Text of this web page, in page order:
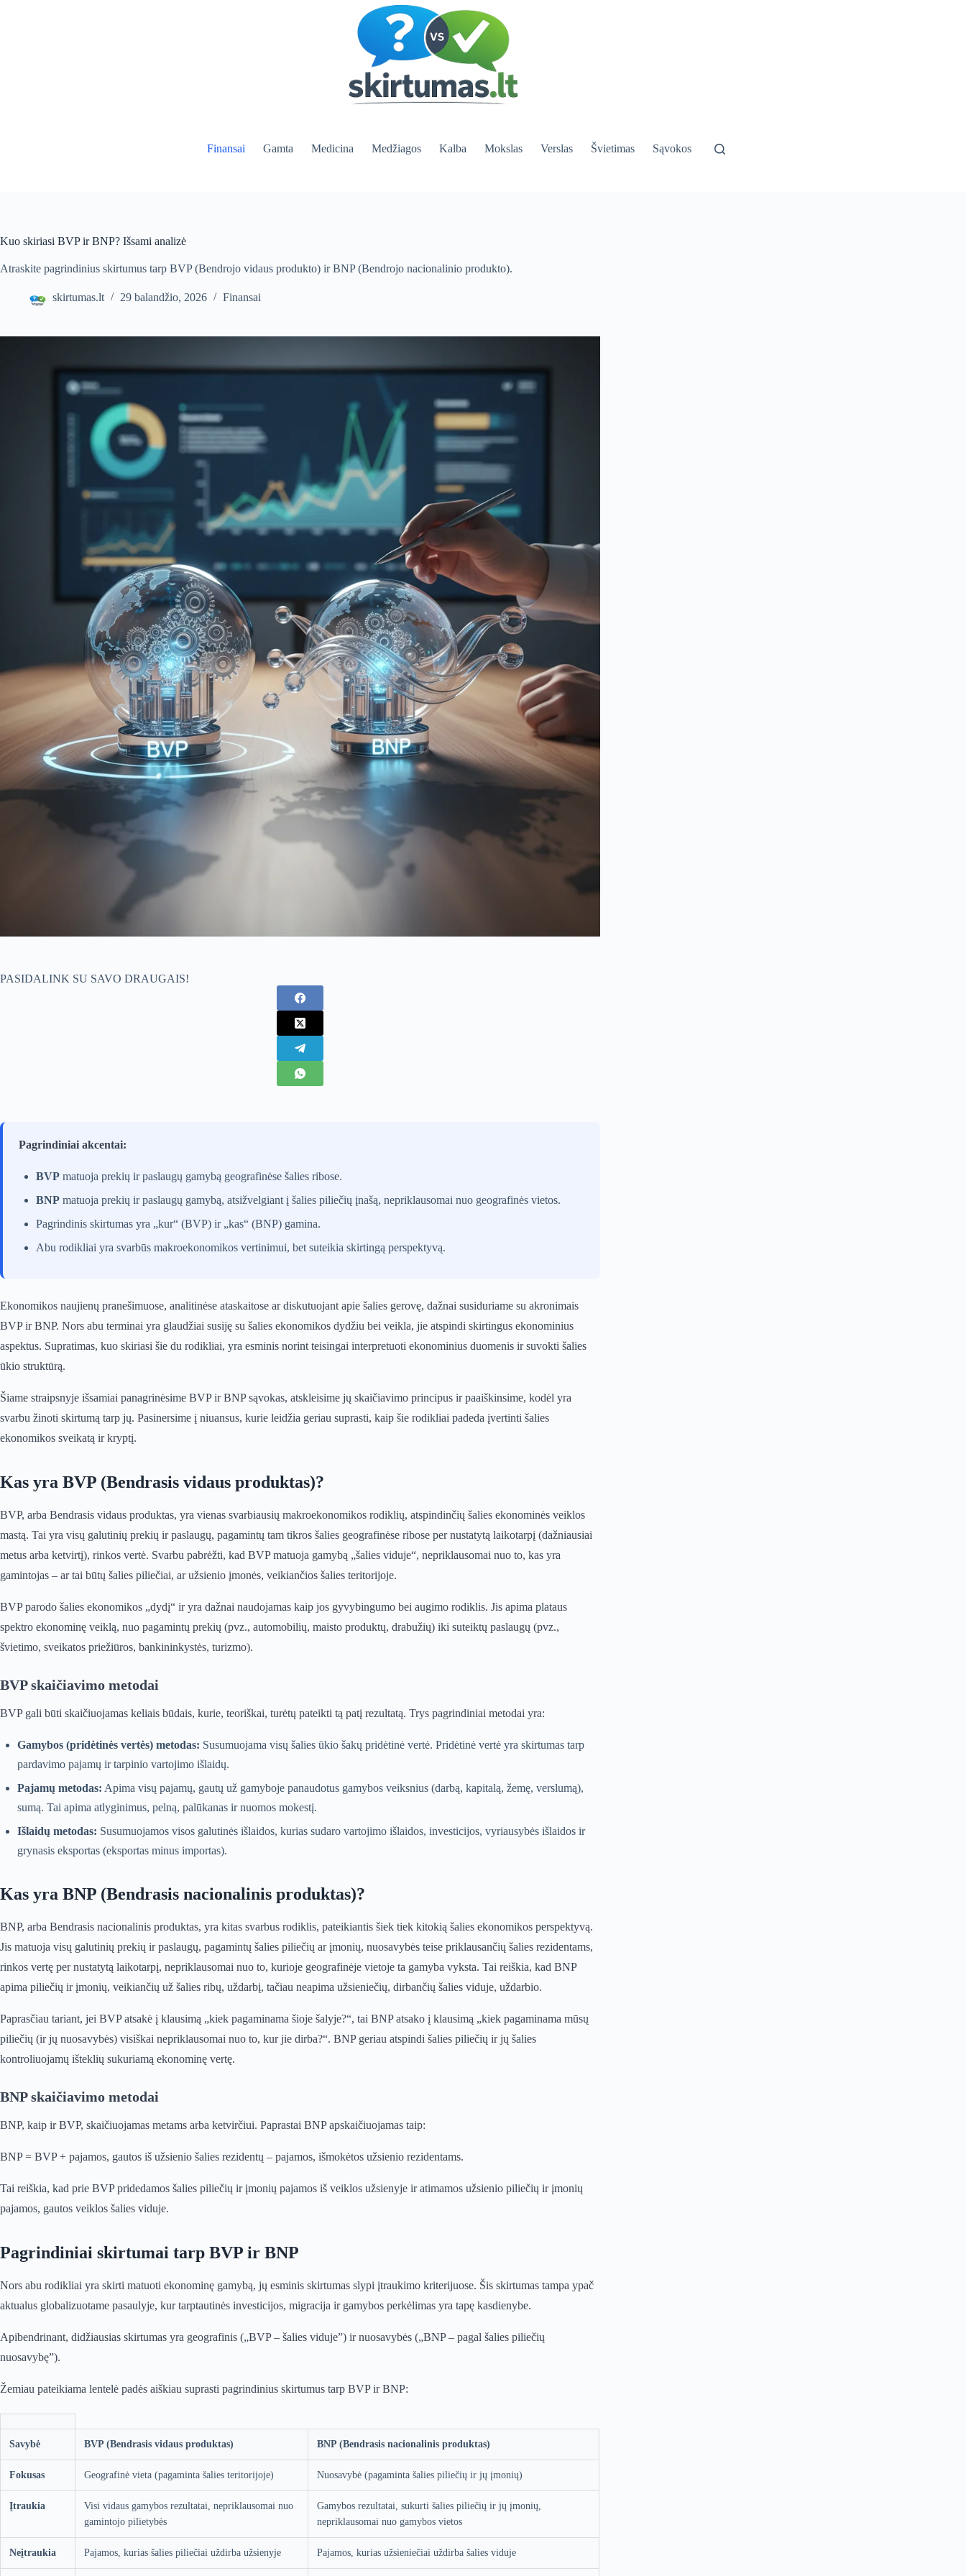
Finansai Gamta Medicina Medžiagos Kalba Mokslas Verslas Švietimas Sąvokos
Kuo skiriasi BVP ir BNP? Išsami analizė
Atraskite pagrindinius skirtumus tarp BVP (Bendrojo vidaus produkto) ir BNP (Bendrojo nacionalinio produkto).
skirtumas.lt 29 balandžio, 2026 Finansai
PASIDALINK SU SAVO DRAUGAIS!
Pagrindiniai akcentai:
BVP matuoja prekių ir paslaugų gamybą geografinėse šalies ribose.
BNP matuoja prekių ir paslaugų gamybą, atsižvelgiant į šalies piliečių įnašą, nepriklausomai nuo geografinės vietos.
Pagrindinis skirtumas yra „kur“ (BVP) ir „kas“ (BNP) gamina.
Abu rodikliai yra svarbūs makroekonomikos vertinimui, bet suteikia skirtingą perspektyvą.
Ekonomikos naujienų pranešimuose, analitinėse ataskaitose ar diskutuojant apie šalies gerovę, dažnai susiduriame su akronimais
BVP ir BNP. Nors abu terminai yra glaudžiai susiję su šalies ekonomikos dydžiu bei veikla, jie atspindi skirtingus ekonominius
aspektus. Supratimas, kuo skiriasi šie du rodikliai, yra esminis norint teisingai interpretuoti ekonominius duomenis ir suvokti šalies
ūkio struktūrą.
Šiame straipsnyje išsamiai panagrinėsime BVP ir BNP sąvokas, atskleisime jų skaičiavimo principus ir paaiškinsime, kodėl yra
svarbu žinoti skirtumą tarp jų. Pasinersime į niuansus, kurie leidžia geriau suprasti, kaip šie rodikliai padeda įvertinti šalies
ekonomikos sveikatą ir kryptį.
Kas yra BVP (Bendrasis vidaus produktas)?
BVP, arba Bendrasis vidaus produktas, yra vienas svarbiausių makroekonomikos rodiklių, atspindinčių šalies ekonominės veiklos
mastą. Tai yra visų galutinių prekių ir paslaugų, pagamintų tam tikros šalies geografinėse ribose per nustatytą laikotarpį (dažniausiai
metus arba ketvirtį), rinkos vertė. Svarbu pabrėžti, kad BVP matuoja gamybą „šalies viduje“, nepriklausomai nuo to, kas yra
gamintojas – ar tai būtų šalies piliečiai, ar užsienio įmonės, veikiančios šalies teritorijoje.
BVP parodo šalies ekonomikos „dydį“ ir yra dažnai naudojamas kaip jos gyvybingumo bei augimo rodiklis. Jis apima plataus
spektro ekonominę veiklą, nuo pagamintų prekių (pvz., automobilių, maisto produktų, drabužių) iki suteiktų paslaugų (pvz.,
švietimo, sveikatos priežiūros, bankininkystės, turizmo).
BVP skaičiavimo metodai
BVP gali būti skaičiuojamas keliais būdais, kurie, teoriškai, turėtų pateikti tą patį rezultatą. Trys pagrindiniai metodai yra:
Gamybos (pridėtinės vertės) metodas: Susumuojama visų šalies ūkio šakų pridėtinė vertė. Pridėtinė vertė yra skirtumas tarp
pardavimo pajamų ir tarpinio vartojimo išlaidų.
Pajamų metodas: Apima visų pajamų, gautų už gamyboje panaudotus gamybos veiksnius (darbą, kapitalą, žemę, verslumą),
sumą. Tai apima atlyginimus, pelną, palūkanas ir nuomos mokestį.
Išlaidų metodas: Susumuojamos visos galutinės išlaidos, kurias sudaro vartojimo išlaidos, investicijos, vyriausybės išlaidos ir
grynasis eksportas (eksportas minus importas).
Kas yra BNP (Bendrasis nacionalinis produktas)?
BNP, arba Bendrasis nacionalinis produktas, yra kitas svarbus rodiklis, pateikiantis šiek tiek kitokią šalies ekonomikos perspektyvą.
Jis matuoja visų galutinių prekių ir paslaugų, pagamintų šalies piliečių ar įmonių, nuosavybės teise priklausančių šalies rezidentams,
rinkos vertę per nustatytą laikotarpį, nepriklausomai nuo to, kurioje geografinėje vietoje ta gamyba vyksta. Tai reiškia, kad BNP
apima piliečių ir įmonių, veikiančių už šalies ribų, uždarbį, tačiau neapima užsieniečių, dirbančių šalies viduje, uždarbio.
Paprasčiau tariant, jei BVP atsakė į klausimą „kiek pagaminama šioje šalyje?“, tai BNP atsako į klausimą „kiek pagaminama mūsų
piliečių (ir jų nuosavybės) visiškai nepriklausomai nuo to, kur jie dirba?“. BNP geriau atspindi šalies piliečių ir jų šalies
kontroliuojamų išteklių sukuriamą ekonominę vertę.
BNP skaičiavimo metodai
BNP, kaip ir BVP, skaičiuojamas metams arba ketvirčiui. Paprastai BNP apskaičiuojamas taip:
BNP = BVP + pajamos, gautos iš užsienio šalies rezidentų – pajamos, išmokėtos užsienio rezidentams.
Tai reiškia, kad prie BVP pridedamos šalies piliečių ir įmonių pajamos iš veiklos užsienyje ir atimamos užsienio piliečių ir įmonių
pajamos, gautos veiklos šalies viduje.
Pagrindiniai skirtumai tarp BVP ir BNP
Nors abu rodikliai yra skirti matuoti ekonominę gamybą, jų esminis skirtumas slypi įtraukimo kriterijuose. Šis skirtumas tampa ypač
aktualus globalizuotame pasaulyje, kur tarptautinės investicijos, migracija ir gamybos perkėlimas yra tapę kasdienybe.
Apibendrinant, didžiausias skirtumas yra geografinis („BVP – šalies viduje”) ir nuosavybės („BNP – pagal šalies piliečių
nuosavybę”).
Žemiau pateikiama lentelė padės aiškiau suprasti pagrindinius skirtumus tarp BVP ir BNP:
Savybė BVP (Bendrasis vidaus produktas) BNP (Bendrasis nacionalinis produktas)
Fokusas Geografinė vieta (pagaminta šalies teritorijoje) Nuosavybė (pagaminta šalies piliečių ir jų įmonių)
Įtraukia
Visi vidaus gamybos rezultatai, nepriklausomai nuo
gamintojo pilietybės
Gamybos rezultatai, sukurti šalies piliečių ir jų įmonių,
nepriklausomai nuo gamybos vietos
Neįtraukia Pajamos, kurias šalies piliečiai uždirba užsienyje Pajamos, kurias užsieniečiai uždirba šalies viduje